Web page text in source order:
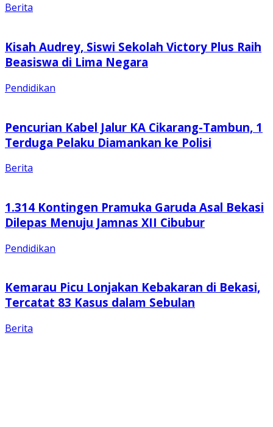
Berita
Kisah Audrey, Siswi Sekolah Victory Plus Raih
Beasiswa di Lima Negara
Pendidikan
Pencurian Kabel Jalur KA Cikarang-Tambun, 1
Terduga Pelaku Diamankan ke Polisi
Berita
1.314 Kontingen Pramuka Garuda Asal Bekasi
Dilepas Menuju Jamnas XII Cibubur
Pendidikan
Kemarau Picu Lonjakan Kebakaran di Bekasi,
Tercatat 83 Kasus dalam Sebulan
Berita